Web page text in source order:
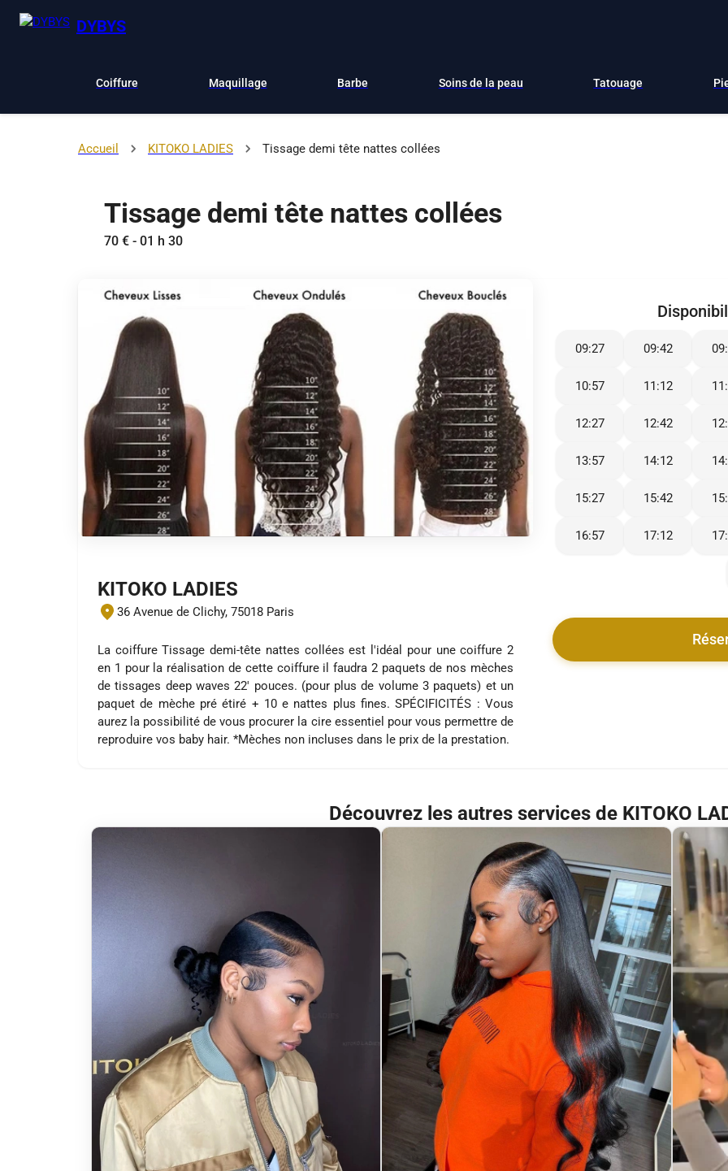
DYBYS
Coiffure Maquillage Barbe Soins de la peau Tatouage
Accueil KITOKO LADIES Tissage demi tête nattes collées
Tissage demi tête nattes collées
70 € - 01 h 30
KITOKO LADIES
36 Avenue de Clichy, 75018 Paris
La coiffure Tissage demi-tête nattes collées est l'idéal pour une coiffure 2
en 1 pour la réalisation de cette coiffure il faudra 2 paquets de nos mèches
de tissages deep waves 22' pouces. (pour plus de volume 3 paquets) et un
paquet de mèche pré étiré + 10 e nattes plus fines. SPÉCIFICITÉS : Vous
aurez la possibilité de vous procurer la cire essentiel pour vous permettre de
reproduire vos baby hair. *Mèches non incluses dans le prix de la prestation.
09:27 09:42
10:57 11:12
12:27 12:42
13:57 14:12
15:27 15:42
16:57 17:12
Découvrez les autres services de KITOKO